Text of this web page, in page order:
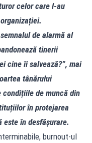
celor care l-au
de alarmă al
tinerii
cine îi salvează?”, mai
tânărului
de muncă din
în protejarea
în desfășurare.
burnout-ul